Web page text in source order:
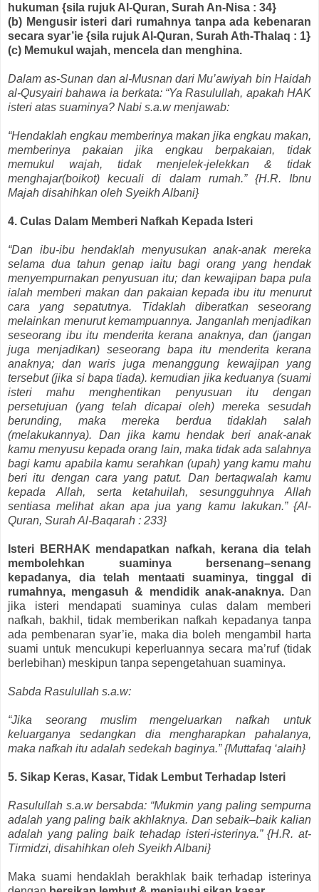
hukuman {sila rujuk Al-Quran, Surah An-Nisa : 34}
(b) Mengusir isteri dari rumahnya tanpa ada kebenaran
secara syar’ie {sila rujuk Al-Quran, Surah Ath-Thalaq : 1}
(c) Memukul wajah, mencela dan menghina.
Dalam as-Sunan dan al-Musnan dari Mu’awiyah bin Haidah
al-Qusyairi bahawa ia berkata: “Ya Rasulullah, apakah HAK
isteri atas suaminya? Nabi s.a.w menjawab:
“Hendaklah engkau memberinya makan jika engkau makan,
memberinya pakaian jika engkau berpakaian, tidak
memukul wajah, tidak menjelek-jelekkan & tidak
menghajar(boikot) kecuali di dalam rumah.” {H.R. Ibnu
Majah disahihkan oleh Syeikh Albani}
4. Culas Dalam Memberi Nafkah Kepada Isteri
“Dan ibu-ibu hendaklah menyusukan anak-anak mereka
selama dua tahun genap iaitu bagi orang yang hendak
menyempurnakan penyusuan itu; dan kewajipan bapa pula
ialah memberi makan dan pakaian kepada ibu itu menurut
cara yang sepatutnya. Tidaklah diberatkan seseorang
melainkan menurut kemampuannya. Janganlah menjadikan
seseorang ibu itu menderita kerana anaknya, dan (jangan
juga menjadikan) seseorang bapa itu menderita kerana
anaknya; dan waris juga menanggung kewajipan yang
tersebut (jika si bapa tiada). kemudian jika keduanya (suami
isteri mahu menghentikan penyusuan itu dengan
persetujuan (yang telah dicapai oleh) mereka sesudah
berunding, maka mereka berdua tidaklah salah
(melakukannya). Dan jika kamu hendak beri anak-anak
kamu menyusu kepada orang lain, maka tidak ada salahnya
bagi kamu apabila kamu serahkan (upah) yang kamu mahu
beri itu dengan cara yang patut. Dan bertaqwalah kamu
kepada Allah, serta ketahuilah, sesungguhnya Allah
sentiasa melihat akan apa jua yang kamu lakukan.” {Al-
Quran, Surah Al-Baqarah : 233}
Isteri BERHAK mendapatkan nafkah, kerana dia telah
membolehkan suaminya bersenang–senang
kepadanya, dia telah mentaati suaminya, tinggal di
rumahnya, mengasuh & mendidik anak-anaknya.Dan
jika isteri mendapati suaminya culas dalam memberi
nafkah, bakhil, tidak memberikan nafkah kepadanya tanpa
ada pembenaran syar’ie, maka dia boleh mengambil harta
suami untuk mencukupi keperluannya secara ma’ruf (tidak
berlebihan) meskipun tanpa sepengetahuan suaminya.
Sabda Rasulullah s.a.w:
“Jika seorang muslim mengeluarkan nafkah untuk
keluarganya sedangkan dia mengharapkan pahalanya,
maka nafkah itu adalah sedekah baginya.” {Muttafaq ‘alaih}
5. Sikap Keras, Kasar, Tidak Lembut Terhadap Isteri
Rasulullah s.a.w bersabda: “Mukmin yang paling sempurna
adalah yang paling baik akhlaknya. Dan sebaik–baik kalian
adalah yang paling baik tehadap isteri-isterinya.” {H.R. at-
Tirmidzi, disahihkan oleh Syeikh Albani}
Maka suami hendaklah berakhlak baik terhadap isterinya